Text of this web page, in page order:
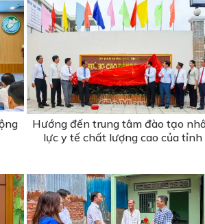
Hướng đến trung tâm đào tạo
lực y tế chất lượng cao của tỉnh